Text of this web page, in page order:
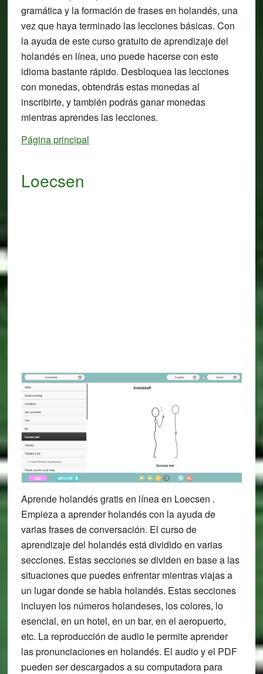
gramática y la formación de frases en holandés, una
vez que haya terminado las lecciones básicas. Con
la ayuda de este curso gratuito de aprendizaje del
holandés en línea, uno puede hacerse con este
idioma bastante rápido. Desbloquea las lecciones
con monedas, obtendrás estas monedas al
inscribirte, y también podrás ganar monedas
mientras aprendes las lecciones.
Página principal
Loecsen
Aprende holandés gratis en línea en Loecsen .
Empieza a aprender holandés con la ayuda de
varias frases de conversación. El curso de
aprendizaje del holandés está dividido en varias
secciones. Estas secciones se dividen en base a las
situaciones que puedes enfrentar mientras viajas a
un lugar donde se habla holandés. Estas secciones
incluyen los números holandeses, los colores, lo
esencial, en un hotel, en un bar, en el aeropuerto,
etc. La reproducción de audio le permite aprender
las pronunciaciones en holandés. El audio y el PDF
pueden ser descargados a su computadora para